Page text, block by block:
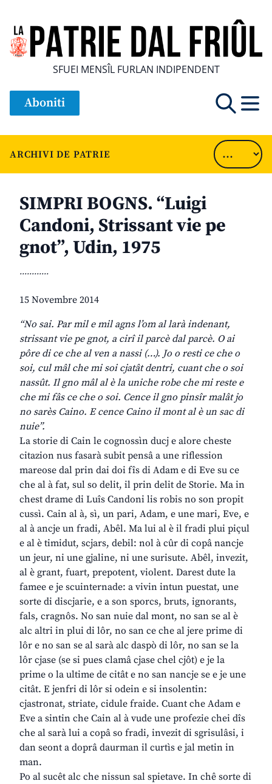
SFUEI MENSÎL FURLAN INDIPENDENT
Aboniti
ARCHIVI DE PATRIE
SIMPRI BOGNS. “Luigi
Candoni, Strissant vie pe
gnot”, Udin, 1975
............
15 Novembre 2014
“No sai. Par mil e mil agns l’om al larà indenant,
strissant vie pe gnot, a cirî il parcè dal parcè. O ai
pôre di ce che al ven a nassi (…). Jo o resti ce che o
soi, cul mâl che mi soi cjatât dentri, cuant che o soi
nassût. Il gno mâl al è la uniche robe che mi reste e
che mi fâs ce che o soi. Cence il gno pinsîr malât jo
no sarès Caino. E cence Caino il mont al è un sac di
nuie”.
La storie di Cain le cognossìn ducj e alore cheste
citazion nus fasarà subit pensâ a une riflession
mareose dal prin dai doi fîs di Adam e di Eve su ce
che al à fat, sul so delit, il prin delit de Storie. Ma in
chest drame di Luîs Candoni lis robis no son propit
cussì. Cain al à, sì, un pari, Adam, e une mari, Eve, e
al à ancje un fradi, Abêl. Ma lui al è il fradi plui piçul
e al è timidut, scjars, debil: nol à cûr di copâ nancje
un jeur, ni une gjaline, ni une surisute. Abêl, invezit,
al è grant, fuart, prepotent, violent. Darest dute la
famee e je scuinternade: a vivin intun puestat, une
sorte di discjarie, e a son sporcs, bruts, ignorants,
fals, cragnôs. No san nuie dal mont, no san se al è
alc altri in plui di lôr, no san ce che al jere prime di
lôr e no san se al sarà alc daspò di lôr, no san se la
lôr cjase (se si pues clamâ cjase chel cjôt) e je la
prime o la ultime de citât e no san nancje se e je une
citât. E jenfri di lôr si odein e si insolentin:
cjastronat, striate, cidule fraide. Cuant che Adam e
Eve a sintin che Cain al à vude une profezie chei dîs
che al sarà lui a copâ so fradi, invezit di sgrisulâsi, i
dan seont a doprâ daurman il curtìs e jal metin in
man.
Po al sucêt alc che nissun sal spietave. In chê sorte di